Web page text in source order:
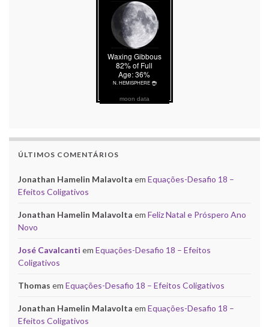
moon data
ÚLTIMOS COMENTÁRIOS
Jonathan Hamelin Malavolta em Equações-Desafio 18 –
Efeitos Coligativos
Jonathan Hamelin Malavolta em Feliz Natal e Próspero Ano
Novo
José Cavalcanti em Equações-Desafio 18 – Efeitos
Coligativos
Thomas em Equações-Desafio 18 – Efeitos Coligativos
Jonathan Hamelin Malavolta em Equações-Desafio 18 –
Efeitos Coligativos